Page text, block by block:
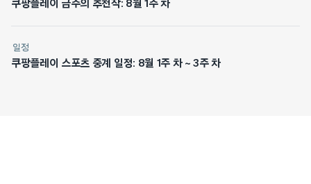
쿠팡플레이 금주의 추천작: 8월 1주 차
일정
쿠팡플레이 스포츠 중계 일정: 8월 1주 차 ~ 3주 차